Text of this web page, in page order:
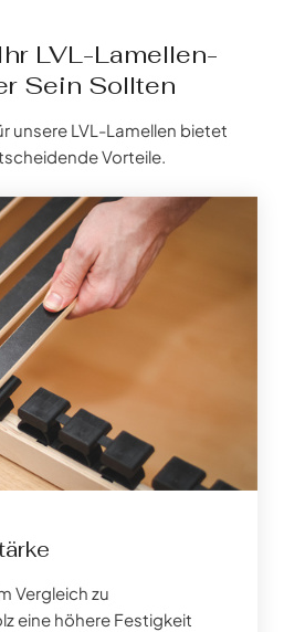
LVL-Lamellen-
Sein Sollten
unsere LVL-Lamellen bietet
Vorteile.
Vergleich zu
eine höhere Festigkeit